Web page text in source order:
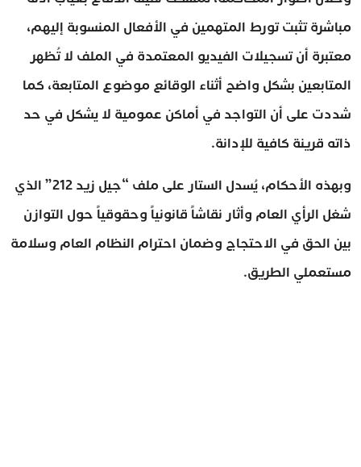
مباشرة تثبت تورط المتهمين في الأفعال المنسوبة إليهم،
معتبرة أن تسجيلات الفيديو المعتمدة في الملف لا تُظهر
المتابعين بشكل واضح أثناء الوقائع موضوع المتابعة، كما
شددت على أن التواجد في أماكن عمومية لا يشكل في حد
ذاته قرينة كافية للإدانة.
وبهذه الأحكام، يُسدل الستار على ملف “جيل زيد 212” الذي
شغل الرأي العام وأثار نقاشاً قانونياً وحقوقياً حول التوازن
بين الحق في الاحتجاج وضمان احترام النظام العام وسلامة
مستعملي الطريق.